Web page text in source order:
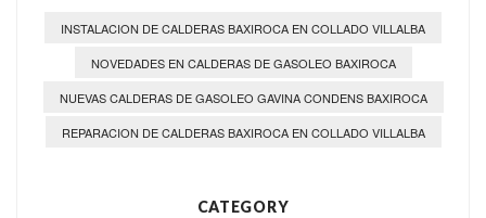
INSTALACION DE CALDERAS BAXIROCA EN COLLADO VILLALBA
NOVEDADES EN CALDERAS DE GASOLEO BAXIROCA
NUEVAS CALDERAS DE GASOLEO GAVINA CONDENS BAXIROCA
REPARACION DE CALDERAS BAXIROCA EN COLLADO VILLALBA
CATEGORY